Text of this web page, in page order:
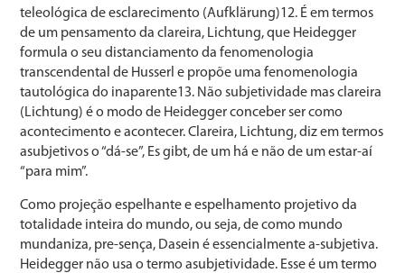
teleológica de esclarecimento (Aufklärung)12. É em termos
de um pensamento da clareira, Lichtung, que Heidegger
formula o seu distanciamento da fenomenologia
transcendental de Husserl e propõe uma fenomenologia
tautológica do inaparente13. Não subjetividade mas clareira
(Lichtung) é o modo de Heidegger conceber ser como
acontecimento e acontecer. Clareira, Lichtung, diz em termos
asubjetivos o “dá-se”, Es gibt, de um há e não de um estar-aí
“para mim”.
Como projeção espelhante e espelhamento projetivo da
totalidade inteira do mundo, ou seja, de como mundo
mundaniza, pre-sença, Dasein é essencialmente a-subjetiva.
Heidegger não usa o termo asubjetividade. Esse é um termo